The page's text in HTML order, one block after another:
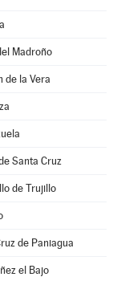
Madroño
de la Vera
Santa Cruz
de Trujillo
de Paniagua
el Bajo